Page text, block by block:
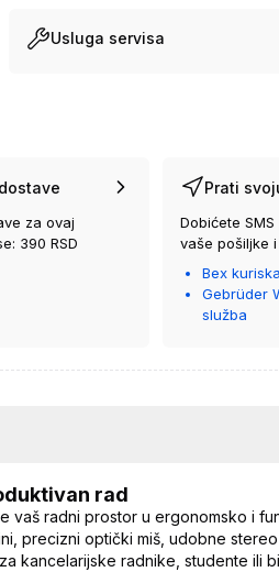
Usluga servisa
za ovaj
390 RSD
Prati
Dobićete
vaše pošiljke
kurirskoj
Bex
Gebrüder
služba
rad
vaš radni prostor u ergonomsko i
precizni optički miš, udobne
kancelarijske radnike, studente ili